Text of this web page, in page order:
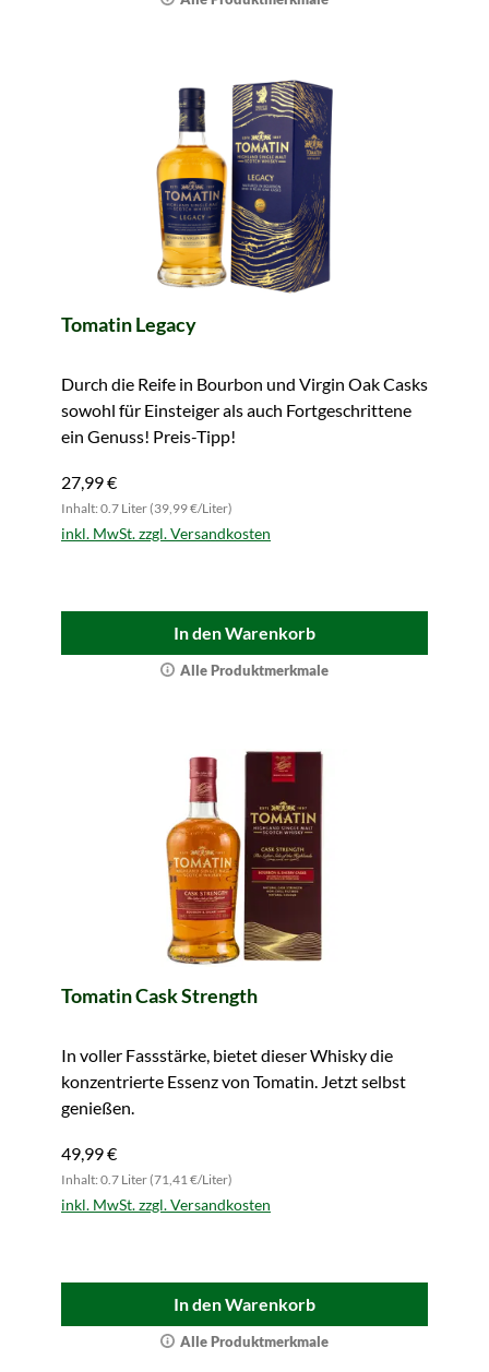
Tomatin Legacy
Durch die Reife in Bourbon und Virgin Oak Casks
sowohl für Einsteiger als auch Fortgeschrittene
ein Genuss! Preis-Tipp!
27,99 €
Inhalt: 0.7 Liter (39,99 €/Liter)
inkl. MwSt. zzgl. Versandkosten
In den Warenkorb
Alle Produktmerkmale
Tomatin Cask Strength
In voller Fassstärke, bietet dieser Whisky die
konzentrierte Essenz von Tomatin. Jetzt selbst
genießen.
49,99 €
Inhalt: 0.7 Liter (71,41 €/Liter)
inkl. MwSt. zzgl. Versandkosten
In den Warenkorb
Alle Produktmerkmale